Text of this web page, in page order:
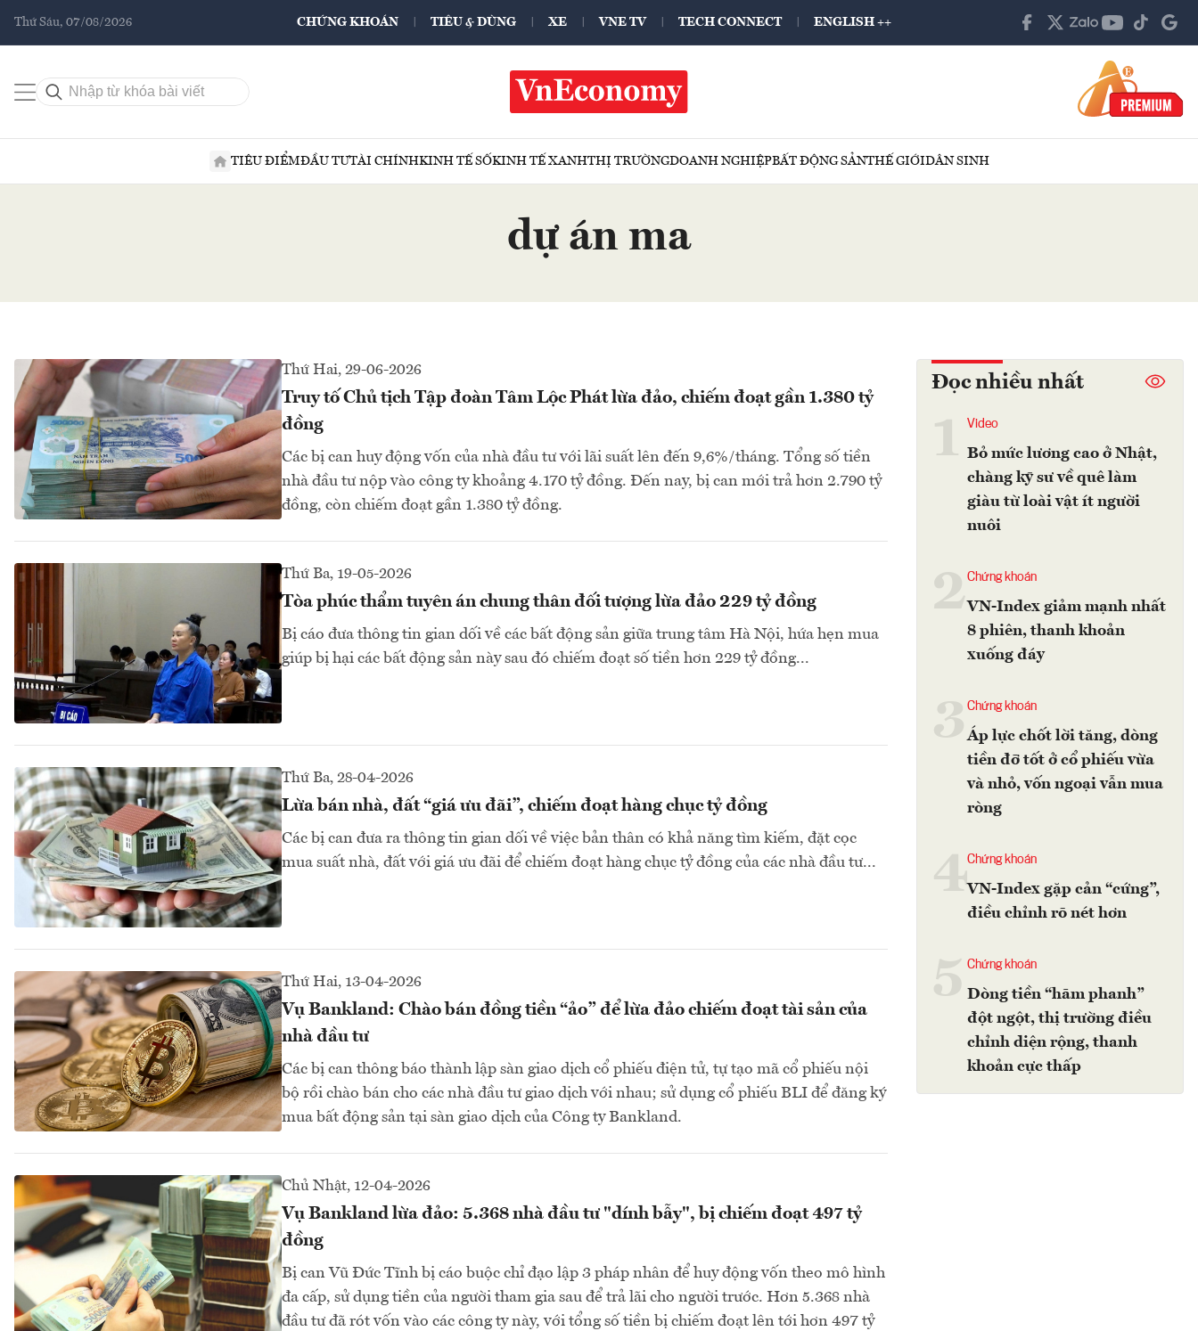
Thứ Sáu, 07/08/2026 CHỨNG KHOÁN TIÊU & DÙNG XE VNE TV TECH CONNECT ENGLISH ++
TIÊU ĐIỂMĐẦU TƯTÀI CHÍNHKINH TẾ SỐKINH TẾ XANHTHỊ TRƯỜNGDOANH NGHIỆPBẤT ĐỘNG SẢNTHẾ GIỚIDÂN SINH
dự án ma
Thứ Hai, 29-06-2026
Truy tố Chủ tịch Tập đoàn Tâm Lộc Phát lừa đảo, chiếm đoạt gần 1.380 tỷ
đồng
Các bị can huy động vốn của nhà đầu tư với lãi suất lên đến 9,6%/tháng. Tổng số tiền
nhà đầu tư nộp vào công ty khoảng 4.170 tỷ đồng. Đến nay, bị can mới trả hơn 2.790 tỷ
đồng, còn chiếm đoạt gần 1.380 tỷ đồng.
Thứ Ba, 19-05-2026
Tòa phúc thẩm tuyên án chung thân đối tượng lừa đảo 229 tỷ đồng
Bị cáo đưa thông tin gian dối về các bất động sản giữa trung tâm Hà Nội, hứa hẹn mua
giúp bị hại các bất động sản này sau đó chiếm đoạt số tiền hơn 229 tỷ đồng...
Thứ Ba, 28-04-2026
Lừa bán nhà, đất “giá ưu đãi”, chiếm đoạt hàng chục tỷ đồng
Các bị can đưa ra thông tin gian dối về việc bản thân có khả năng tìm kiếm, đặt cọc
mua suất nhà, đất với giá ưu đãi để chiếm đoạt hàng chục tỷ đồng của các nhà đầu tư...
Thứ Hai, 13-04-2026
Vụ Bankland: Chào bán đồng tiền “ảo” để lừa đảo chiếm đoạt tài sản của
nhà đầu tư
Các bị can thông báo thành lập sàn giao dịch cổ phiếu điện tử, tự tạo mã cổ phiếu nội
bộ rồi chào bán cho các nhà đầu tư giao dịch với nhau; sử dụng cổ phiếu BLI để đăng ký
mua bất động sản tại sàn giao dịch của Công ty Bankland.
Chủ Nhật, 12-04-2026
Vụ Bankland lừa đảo: 5.368 nhà đầu tư "dính bẫy", bị chiếm đoạt 497 tỷ
đồng
Bị can Vũ Đức Tĩnh bị cáo buộc chỉ đạo lập 3 pháp nhân để huy động vốn theo mô hình
đa cấp, sử dụng tiền của người tham gia sau để trả lãi cho người trước. Hơn 5.368 nhà
đầu tư đã rót vốn vào các công ty này, với tổng số tiền bị chiếm đoạt lên tới hơn 497 tỷ
Đọc nhiều nhất
Video
Bỏ mức lương cao ở Nhật,
chàng kỹ sư về quê làm
giàu từ loài vật ít người
nuôi
2Chứng khoán
VN-Index giảm mạnh nhất
8 phiên, thanh khoản
xuống đáy
Chứng khoán
Áp lực chốt lời tăng, dòng
tiền đỡ tốt ở cổ phiếu vừa
và nhỏ, vốn ngoại vẫn mua
ròng
4Chứng khoán
VN-Index gặp cản “cứng”,
điều chỉnh rõ nét hơn
Chứng khoán
Dòng tiền “hãm phanh”
đột ngột, thị trường điều
chỉnh diện rộng, thanh
khoản cực thấp